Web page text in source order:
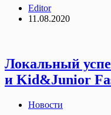
Editor
11.08.2020
Локальный
и Kid&Junior
Новости